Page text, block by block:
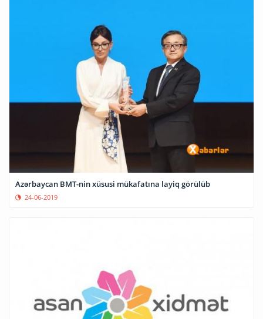
Azərbaycan BMT-nin xüsusi mükafatına layiq görülüb
24-06-2019